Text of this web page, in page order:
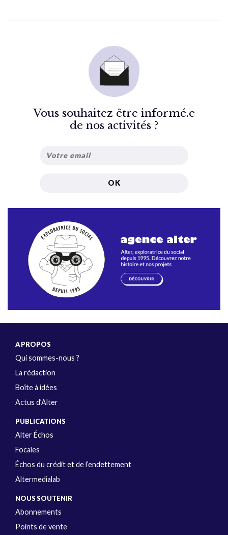
Vous souhaitez être informé.e
de nos activités ?
A PROPOS
Qui sommes-nous ?
La rédaction
Boîte à idées
Actus d’Alter
PUBLICATIONS
Alter Échos
Focales
Échos du crédit et de l’endettement
Altermedialab
NOUS SOUTENIR
Abonnements
Points de vente